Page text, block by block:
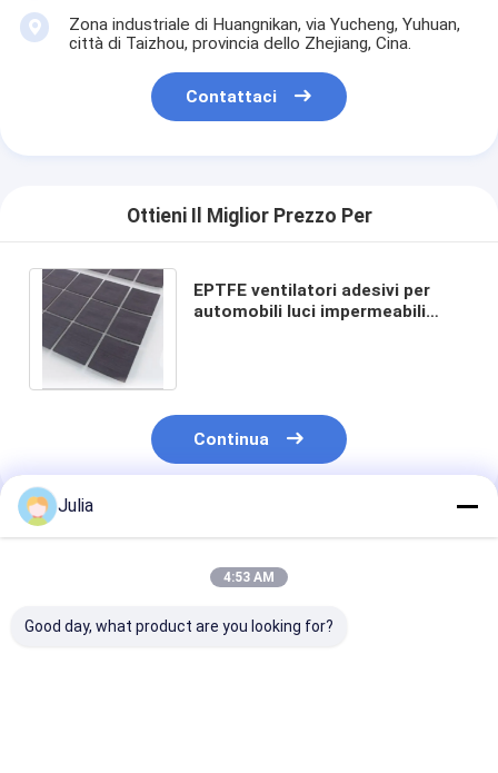
Zona industriale di Huangnikan, via Yucheng, Yuhuan,
città di Taizhou, provincia dello Zhejiang, Cina.
Contattaci
Ottieni Il Miglior Prezzo Per
EPTFE ventilatori adesivi per
automobili luci impermeabili
Continua
Prodotti Raccomandati
Julia
4:53 AM
Good day, what product are you looking for?